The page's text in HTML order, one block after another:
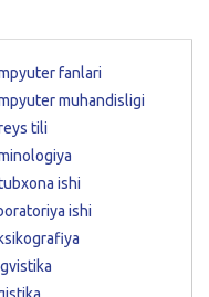
fanlari
muhandisligi
tili
ishi
ishi